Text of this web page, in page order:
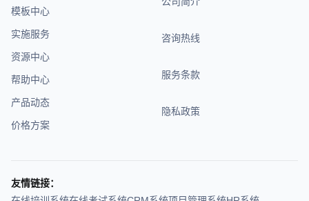
模板中心
实施服务
资源中心
帮助中心
产品动态
价格方案
咨询热线
服务条款
隐私政策
友情链接：